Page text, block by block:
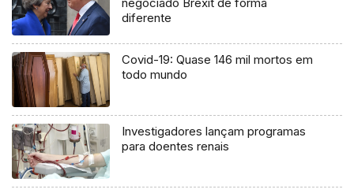
diferente
Covid-19: Quase 146 mil mortos em
todo mundo
Investigadores lançam programas
para doentes renais